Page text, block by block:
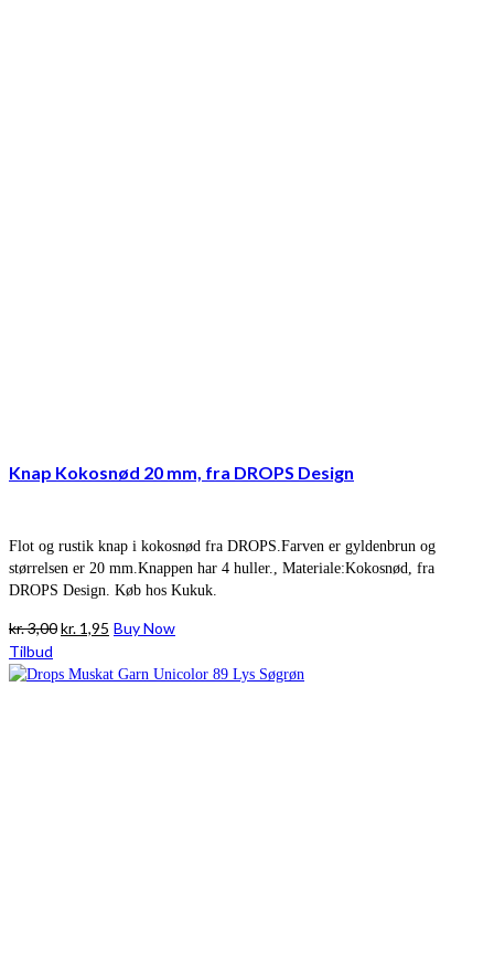
Knap Kokosnød 20 mm, fra DROPS Design
Flot og rustik knap i kokosnød fra DROPS.Farven er gyldenbrun og
størrelsen er 20 mm.Knappen har 4 huller., Materiale:Kokosnød, fra
DROPS Design. Køb hos Kukuk.
kr.3,00Den
pris
kr. 1,95 Den
pris
Buy Now
Tilbud